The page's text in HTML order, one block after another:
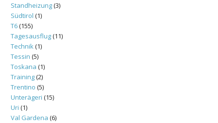
Standheizung(3)
Südtirol (1)
T6(155)
Tagesausflug(11)
Technik (1)
Tessin (5)
Toskana (1)
Training(2)
Trentino (5)
Unterägeri (15)
Uri (1)
Val Gardena (6)